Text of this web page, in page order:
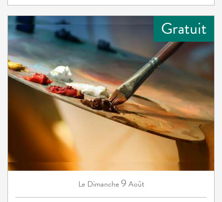
Gratuit
Le Dimanche9Août